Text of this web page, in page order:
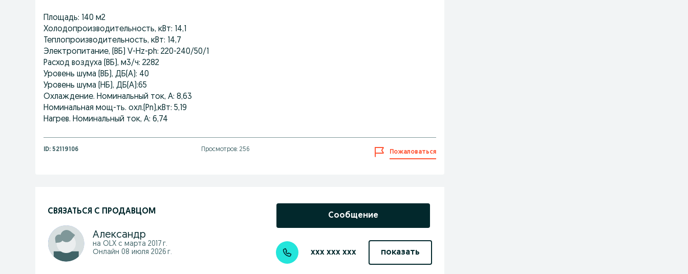
Площадь: 140 м2
Холодопроизводительность, кВт: 14,1
Теплопроизводительность, кВт: 14,7
Электропитание, (ВБ) V-Hz-ph: 220-240/50/1
Расход воздуха (ВБ), м3/ч: 2282
Уровень шума (ВБ), ДБ(A): 40
Уровень шума (НБ), ДБ(A):65
Охлаждение. Номинальный ток, А: 8,63
Номинальная мощ-ть. охл.(Pn),кВт: 5,19
Нагрев. Номинальный ток, А: 6,74
ID: 52119106 Просмотров: 256 Пожаловаться
СВЯЗАТЬСЯ С ПРОДАВЦОМ
Александр
на OLX с марта 2017 г.
Онлайн 08 июля 2026 г.
Сообщение
xxx xxx xxx показать